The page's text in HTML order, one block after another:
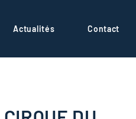
Actualités Contact